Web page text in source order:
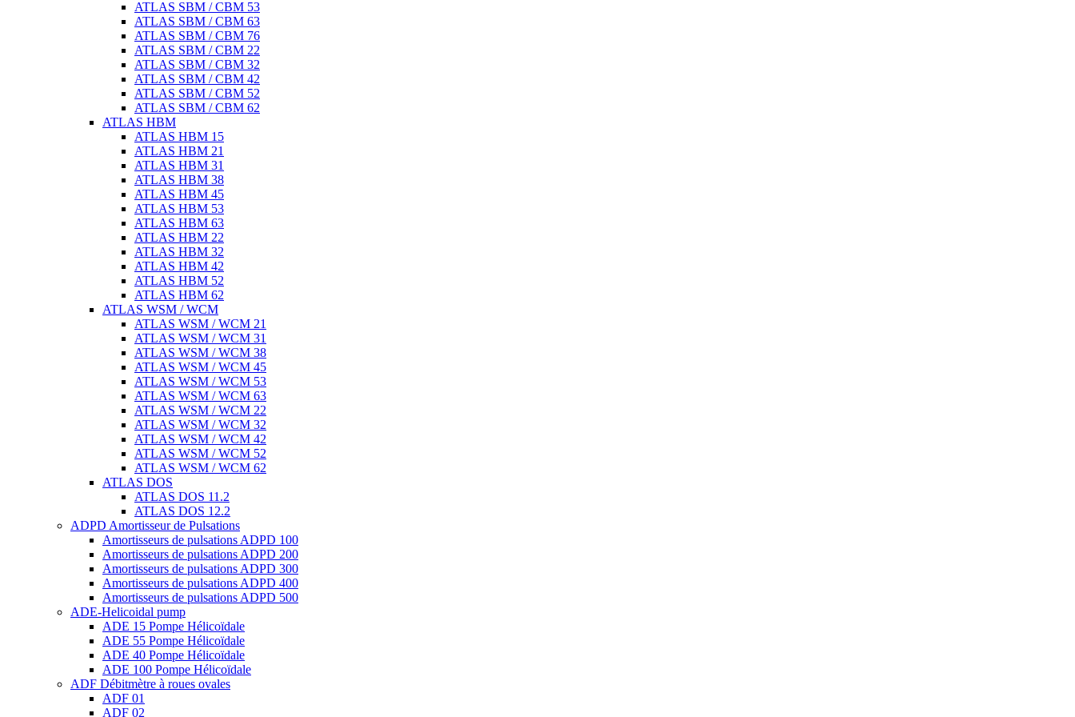
ATLAS SBM / CBM 53
ATLAS SBM / CBM 63
ATLAS SBM / CBM 76
ATLAS SBM / CBM 22
ATLAS SBM / CBM 32
ATLAS SBM / CBM 42
ATLAS SBM / CBM 52
ATLAS SBM / CBM 62
ATLAS HBM
ATLAS HBM 15
ATLAS HBM 21
ATLAS HBM 31
ATLAS HBM 38
ATLAS HBM 45
ATLAS HBM 53
ATLAS HBM 63
ATLAS HBM 22
ATLAS HBM 32
ATLAS HBM 42
ATLAS HBM 52
ATLAS HBM 62
ATLAS WSM / WCM
ATLAS WSM / WCM 21
ATLAS WSM / WCM 31
ATLAS WSM / WCM 38
ATLAS WSM / WCM 45
ATLAS WSM / WCM 53
ATLAS WSM / WCM 63
ATLAS WSM / WCM 22
ATLAS WSM / WCM 32
ATLAS WSM / WCM 42
ATLAS WSM / WCM 52
ATLAS WSM / WCM 62
ATLAS DOS
ATLAS DOS 11.2
ATLAS DOS 12.2
ADPD Amortisseur de Pulsations
Amortisseurs de pulsations ADPD 100
Amortisseurs de pulsations ADPD 200
Amortisseurs de pulsations ADPD 300
Amortisseurs de pulsations ADPD 400
Amortisseurs de pulsations ADPD 500
ADE-Helicoidal pump
ADE 15 Pompe Ηélicoïdale
ADE 55 Pompe Ηélicoïdale
ADE 40 Pompe Ηélicoïdale
ADE 100 Pompe Ηélicoïdale
ADF Débitmètre à roues ovales
ADF 01
ADF 02